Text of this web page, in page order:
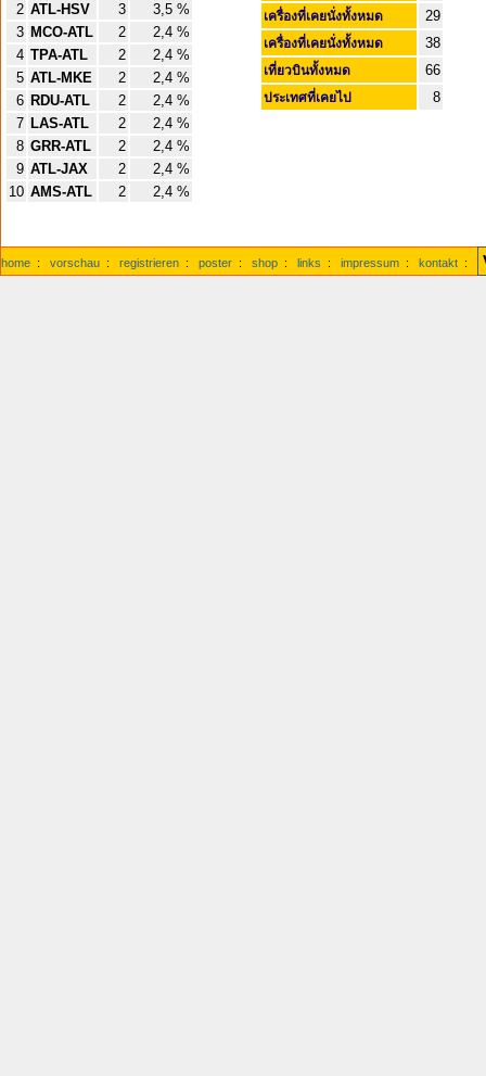
2 ATL-HSV 3
3,5 %
3 MCO-ATL 2
2,4 %
4 TPA-ATL 2
2,4 %
5 ATL-MKE 2
2,4 %
6 RDU-ATL 2
2,4 %
7 LAS-ATL 2
2,4 %
8 GRR-ATL 2
2,4 %
9 ATL-JAX 2
2,4 %
10 AMS-ATL 2 2,4 %
เครื่องที่เคยนั่งทั้งหมด 29
เครื่องที่เคยนั่งทั้งหมด 38
เที่ยวบินทั้งหมด 66
ประเทศที่เคยไป 8
home : vorschau : registrieren : poster : shop : links : impressum : kontakt :